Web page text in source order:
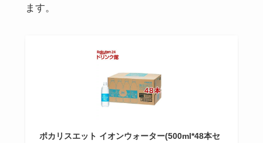
ます。
ポカリスエット イオンウォーター(500ml*48本セ